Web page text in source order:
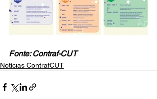
Fonte: Contraf-CUT
Notícias ContrafCUT